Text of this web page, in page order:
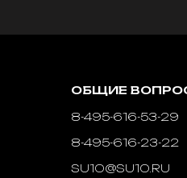
ОБЩИЕ
8-495-616-53-29
8-495-616-23-22
SU10@SU10.RU